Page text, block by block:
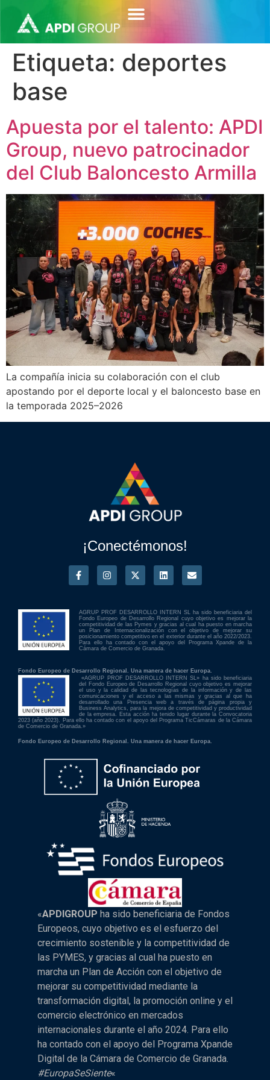
Etiqueta: deportes
base
Apuesta por el talento: APDI
Group, nuevo patrocinador
del Club Baloncesto Armilla
La compañía inicia su colaboración con el club
apostando por el deporte local y el baloncesto base en
la temporada 2025–2026
¡Conectémonos!
AGRUP PROF DESARROLLO INTERN SL ha sido beneficiaria del
Fondo Europeo de Desarrollo Regional cuyo objetivo es mejorar la
competitividad de las Pymes y gracias al cual ha puesto en marcha
un Plan de Internacionalización con el objetivo de mejorar su
posicionamiento competitivo en el exterior durante el año 2022/2023.
Para ello ha contado con el apoyo del Programa Xpande de la
Cámara de Comercio de Granada.
Fondo Europeo de Desarrollo Regional. Una manera de hacer Europa.
«AGRUP PROF DESARROLLO INTERN SL» ha sido beneficiaria
del Fondo Europeo de Desarrollo Regional cuyo objetivo es mejorar
el uso y la calidad de las tecnologías de la información y de las
comunicaciones y el acceso a las mismas y gracias al que ha
desarrollado una Presencia web a través de página propia y
Business Analytics, para la mejora de competitividad y productividad
de la empresa. Esta acción ha tenido lugar durante la Convocatoria
2023 (año 2023). Para ello ha contado con el apoyo del Programa TicCámaras de la Cámara
de Comercio de Granada.»
Fondo Europeo de Desarrollo Regional. Una manera de hacer Europa.
«APDIGROUP ha sido beneficiaria de Fondos
Europeos, cuyo objetivo es el esfuerzo del
crecimiento sostenible y la competitividad de
las PYMES, y gracias al cual ha puesto en
marcha un Plan de Acción con el objetivo de
mejorar su competitividad mediante la
transformación digital, la promoción online y el
comercio electrónico en mercados
internacionales durante el año 2024. Para ello
ha contado con el apoyo del Programa Xpande
Digital de la Cámara de Comercio de Granada.
#EuropaSeSiente«